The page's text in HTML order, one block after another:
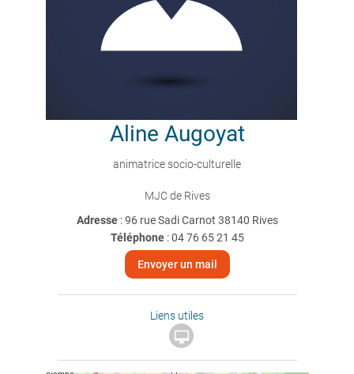
Aline Augoyat
animatrice socio-culturelle
MJC de Rives
Adresse : 96 rue Sadi Carnot 38140 Rives
Téléphone:04 76 65 21 45
Envoyer un mail
Liens utiles
